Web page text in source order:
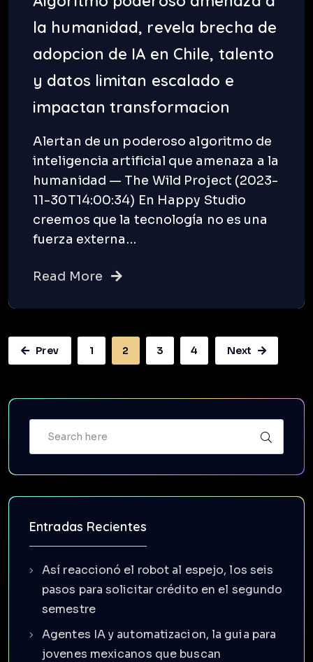
la humanidad, revela brecha de
adopcion de IA en Chile, talento
y datos limitan escalado e
impactan transformacion
Alertan de un poderoso algoritmo de
inteligencia artificial que amenaza a la
humanidad — The Wild Project (2023-
11-30T14:00:34) En Happy Studio
creemos que la tecnología no es una
fuerza externa…
Read More
Prev 1 2 3 4 Next
Entradas Recientes
Así reaccionó el robot al espejo, los seis
pasos para solicitar crédito en el segundo
semestre
Agentes IA y automatizacion, la guia para
jovenes mexicanos que buscan